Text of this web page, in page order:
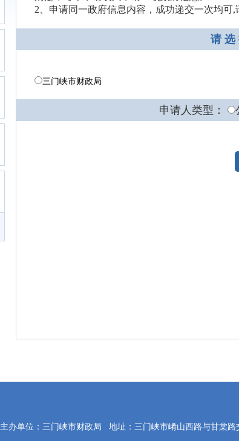
2、申请同一政府信息内容，成功递交一次均可,
请 选
三门峡市财政局
申请人类型：
主办单位：三门峡市财政局 地址：三门峡市崤山西路与甘棠路